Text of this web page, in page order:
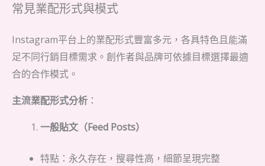
常見業配形式與模式
Instagram平台上的業配形式豐富多元，各具特色且能滿
足不同行銷目標需求。創作者與品牌可依據目標選擇最適
合的合作模式。
主流業配形式分析 ：
一般貼文（Feed Posts）
特點：永久存在，搜尋性高，細節呈現完整